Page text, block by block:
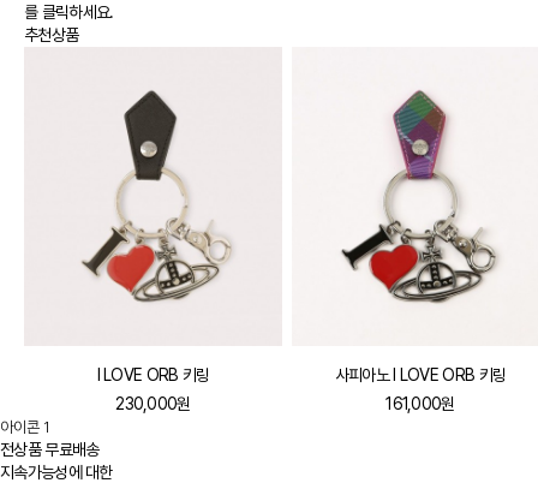
를 클릭하세요.
추천상품
I LOVE ORB 키링
230,000원
사피아노 I LOVE ORB 키링
161,000원
아이콘 1
전상품 무료배송
지속가능성에 대한